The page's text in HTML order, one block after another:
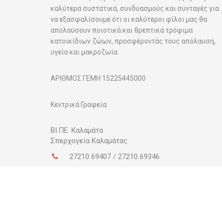
καλύτερα συστατικά, συνδυασμούς και συνταγές για
να εξασφαλίσουμε ότι οι καλύτεροι φίλοι μας θα
απολαύσουν ποιοτικά και θρεπτικά τρόφιμα
κατοικίδιων ζώων, προσφέροντάς τους απόλαυση,
υγεία και μακροζωία.
ΑΡΙΘΜΟΣ ΓΕΜΗ 15225445000
Κεντρικά Γραφεία:
ΒΙ.ΠΕ. Καλαμάτα
Σπερχογεία Καλαμάτας
27210 69407 / 27210 69346